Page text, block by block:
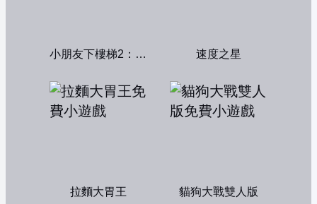
小朋友下樓梯2：中文版 速度之星
拉麵大胃王 貓狗大戰雙人版